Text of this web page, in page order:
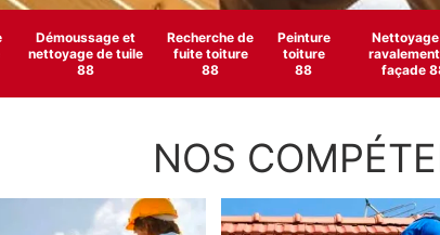
Démoussage et
nettoyage de tuile
88
Recherche de
fuite toiture
88
Peinture
toiture
88
façade
NOS